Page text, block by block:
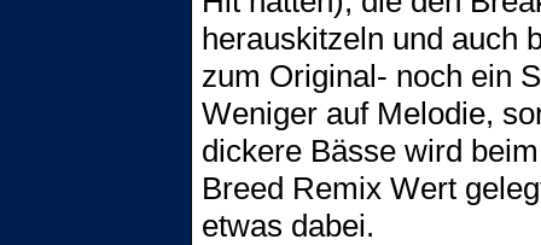
herauskitzeln und auch
zum Original- noch ein
Weniger auf Melodie,
dickere Bässe wird
Breed Remix Wert
etwas dabei.